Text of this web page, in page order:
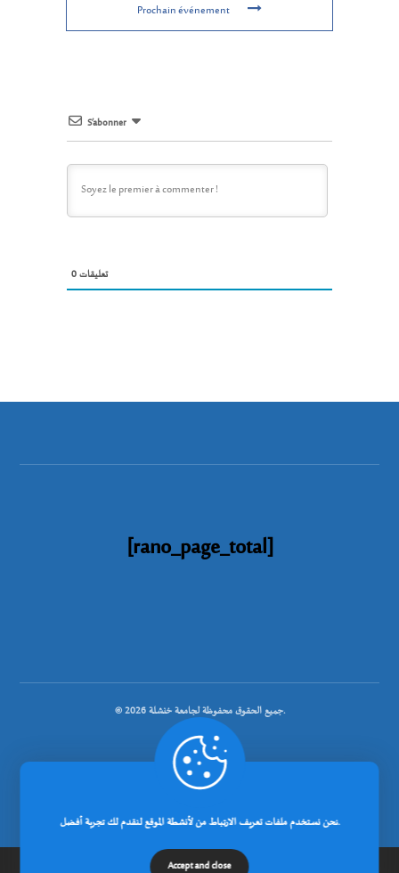
Prochain événement
S’abonner
0تعليقات
[rano_page_total]
© جميع الحقوق محفوظة لجامعة خنشلة 2026.
.
تصميم شركة رانوبيت نحن نستخدم ملفات تعريف الارتباط من لأنشطة الموقع لنقدم لك تجربة أفضل.
Accept and close